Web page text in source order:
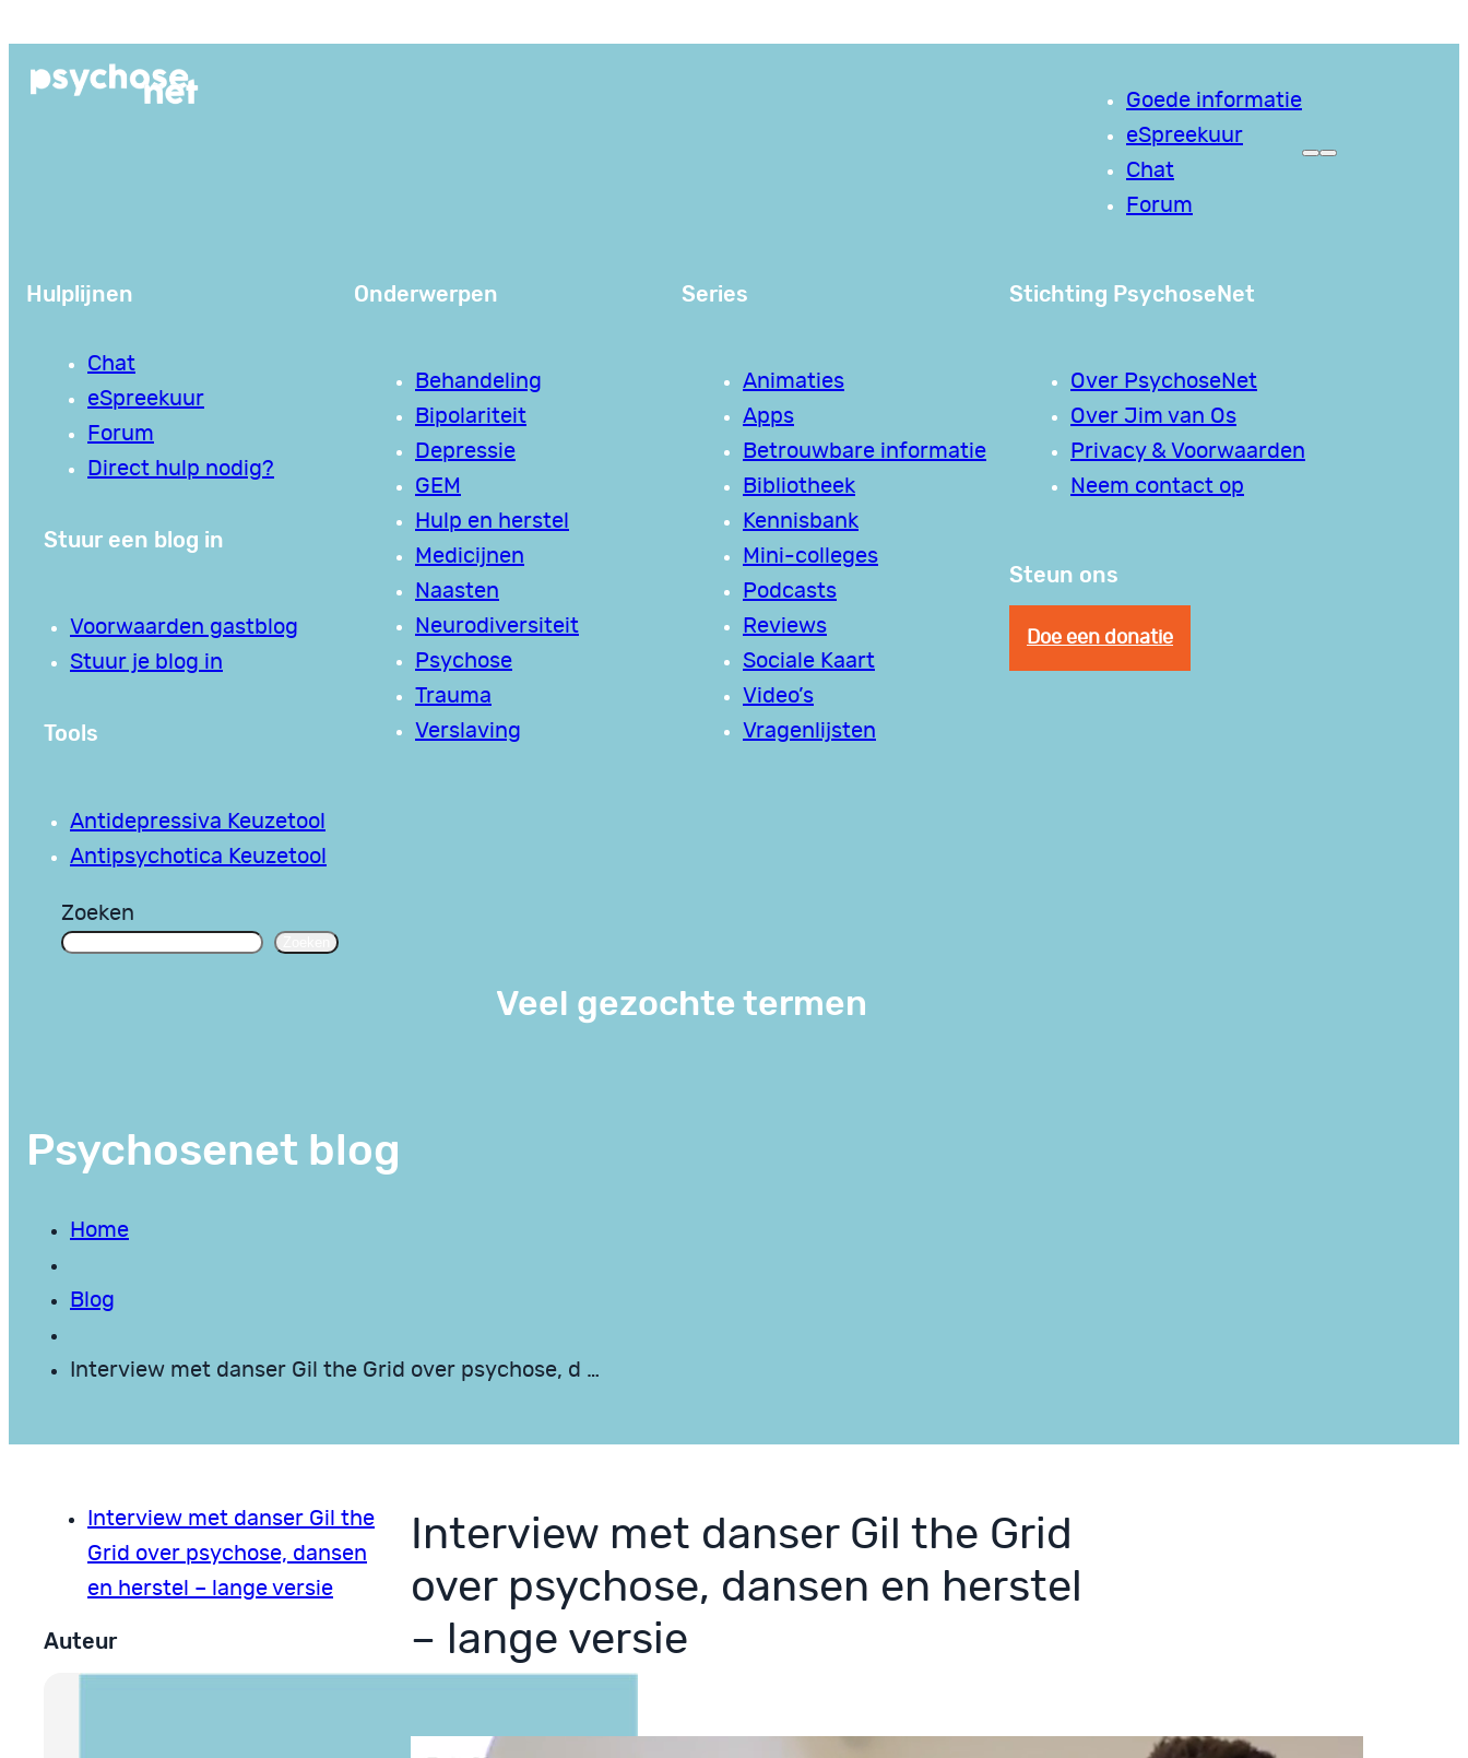
de
Goede informatie
eSpreekuur
Chat
Forum
Hulplijnen
Chat
eSpreekuur
Forum
Direct hulp nodig?
Stuur een blog in
Voorwaarden gastblog
Stuur je blog in
Tools
Antidepressiva Keuzetool
Antipsychotica Keuzetool
Onderwerpen
Behandeling
Bipolariteit
Depressie
GEM
Hulp en herstel
Medicijnen
Naasten
Neurodiversiteit
Psychose
Trauma
Verslaving
Series
Animaties
Apps
Betrouwbare informatie
Bibliotheek
Kennisbank
Mini-colleges
Podcasts
Reviews
Sociale Kaart
Video’s
Vragenlijsten
Stichting PsychoseNet
Over PsychoseNet
Over Jim van Os
Privacy & Voorwaarden
Neem contact op
Steun ons
Doe een donatie
Zoeken
Veel gezochte termen
Psychosenet blog
Home
Blog
Interview met danser Gil the Grid over psychose, d …
Interview met danser Gil the
Grid over psychose, dansen
en herstel – lange versie
Auteur
Interview met danser Gil the Grid
over psychose, dansen en herstel
– lange versie